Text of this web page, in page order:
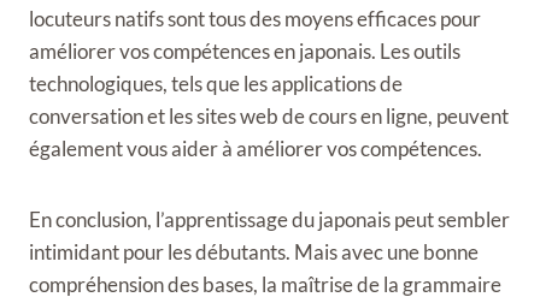
locuteurs natifs sont tous des moyens efficaces pour
améliorer vos compétences en japonais. Les outils
technologiques, tels que les applications de
conversation et les sites web de cours en ligne, peuvent
également vous aider à améliorer vos compétences.
En conclusion, l’apprentissage du japonais peut sembler
intimidant pour les débutants. Mais avec une bonne
compréhension des bases, la maîtrise de la grammaire